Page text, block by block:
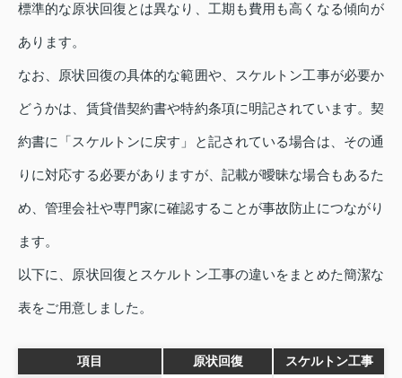
標準的な原状回復とは異なり、工期も費用も高くなる傾向が
あります。
なお、原状回復の具体的な範囲や、スケルトン工事が必要か
どうかは、賃貸借契約書や特約条項に明記されています。契
約書に「スケルトンに戻す」と記されている場合は、その通
りに対応する必要がありますが、記載が曖昧な場合もあるた
め、管理会社や専門家に確認することが事故防止につながり
ます。
以下に、原状回復とスケルトン工事の違いをまとめた簡潔な
表をご用意しました。
項目 原状回復 スケルトン工事